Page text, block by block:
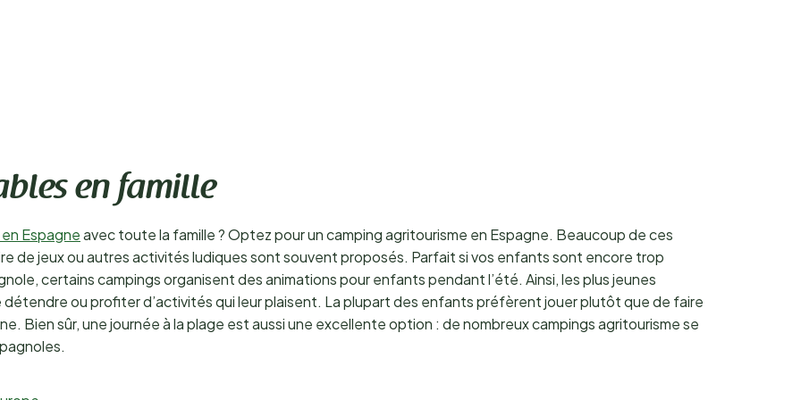
en famille
Espagneavec toute la famille ? Optez pour un camping agritourisme en Espagne. Beaucoup de ces
de jeux ou autres activités ludiques sont souvent proposés. Parfait si vos enfants sont encore trop
certains campings organisent des animations pour enfants pendant l’été. Ainsi, les plus jeunes
ou profiter d’activités qui leur plaisent. La plupart des enfants préfèrent jouer plutôt que de faire
Bien sûr, une journée à la plage est aussi une excellente option : de nombreux campings agritourisme se